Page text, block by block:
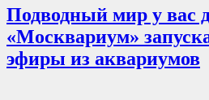
Подводный мир у вас
«Москвариум»
эфиры из аквариумов